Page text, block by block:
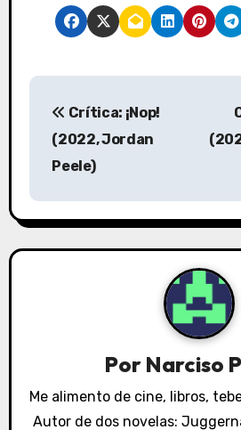
N
e
g
ó
n
Crítica: ¡Nop!
(2022, Jordan
Peele)
Por Narciso
Me alimento de cine, libros,
Autor de dos novelas: